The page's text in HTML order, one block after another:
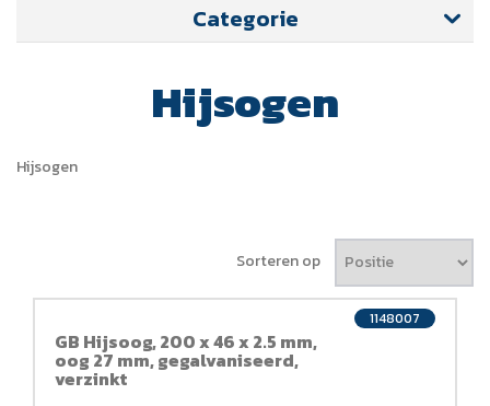
Categorie
Hijsogen
Hijsogen
Sorteren op
GB Hijsoog, 200 x 46 x 2.5 mm,
oog 27 mm, gegalvaniseerd,
verzinkt
1148007